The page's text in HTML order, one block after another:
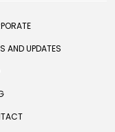
AND UPDATES